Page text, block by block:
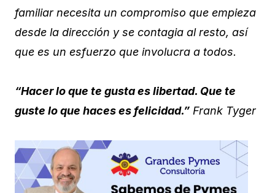
familiar necesita un compromiso que empieza
desde la dirección y se contagia al resto, así
que es un esfuerzo que involucra a todos.
“Hacer lo que te gusta es libertad. Que te
guste lo que haces es felicidad.” Frank Tyger